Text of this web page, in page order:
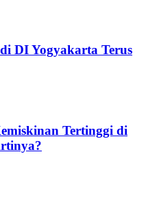
DI Yogyakarta Terus
Tertinggi di